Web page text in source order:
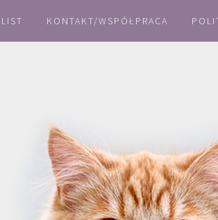
KONTAKT/WSPÓŁPRACA